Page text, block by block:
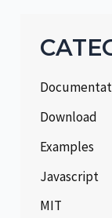
Download
Examples
Javascript
MIT